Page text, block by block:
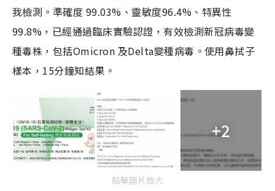
我檢測。準確度 99.03%、靈敏度96.4%、特異性
99.8%，已經通過臨床實驗認證，有效檢測新冠病毒變
種毒株，包括Omicron 及Delta變種病毒。使用鼻拭子
樣本，15分鐘知結果。
+2
點擊圖片放大